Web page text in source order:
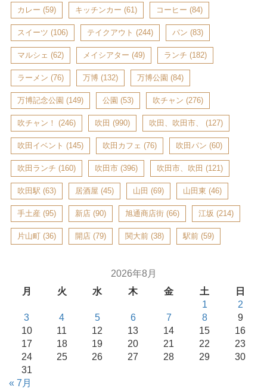
カレー (59) キッチンカー (61) コーヒー (84)
スイーツ (106) テイクアウト (244) パン (83)
マルシェ (62) メイシアター (49) ランチ (182)
ラーメン (76) 万博 (132) 万博公園 (84)
万博記念公園 (149) 公園 (53) 吹チャン (276)
吹チャン！ (246) 吹田 (990) 吹田、吹田市、 (127)
吹田イベント (145) 吹田カフェ (76) 吹田パン (60)
吹田ランチ (160) 吹田市 (396) 吹田市、吹田 (121)
吹田駅 (63) 居酒屋 (45) 山田 (69) 山田東 (46)
手土産 (95) 新店 (90) 旭通商店街 (66) 江坂 (214)
片山町 (36) 開店 (79) 関大前 (38) 駅前 (59)
2026年8月
月
火 水 木 金 土
日
1
2
3
4 5 6 7 8
9
10
11 12 13 14 15
16
17
18 19 20 21 22
23
24
25 26 27 28 29
30
31
« 7月